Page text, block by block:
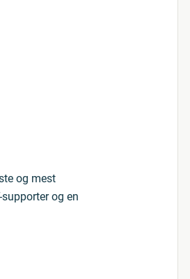
og mest
og en